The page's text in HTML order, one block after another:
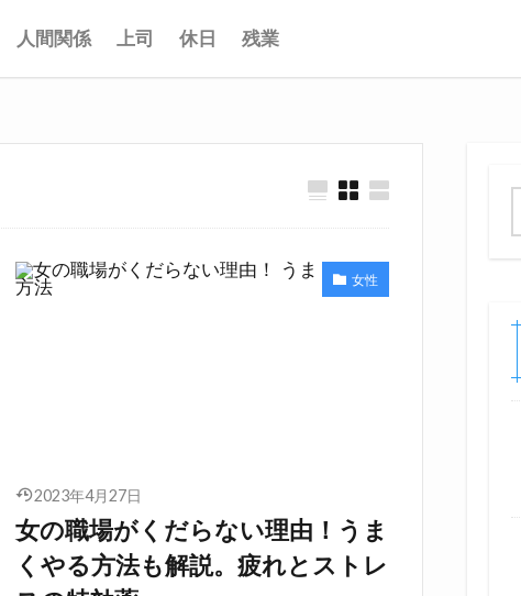
人間関係 上司 休日 残業
女性
2023年4月27日
女の職場がくだらない理由！うま
くやる方法も解説。疲れとストレ